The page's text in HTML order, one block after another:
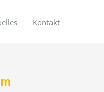
Kontakt